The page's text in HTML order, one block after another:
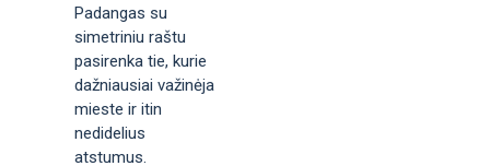
Padangas su
simetriniu raštu
pasirenka tie, kurie
dažniausiai važinėja
mieste ir itin
nedidelius
atstumus.